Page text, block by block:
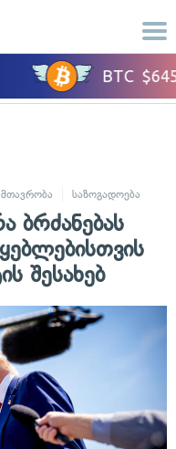
მთავრობა საზოგადოება
ბრძანებას
შესახებ